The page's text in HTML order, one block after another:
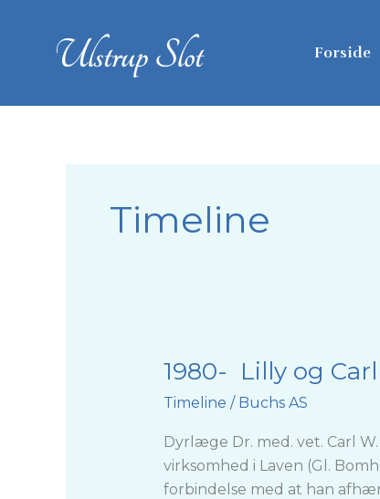
content
Forside
Timeline
1980- Lilly og
Timeline / Buchs AS
Dyrlæge Dr. med. vet. Carl W.
virksomhed i Laven (Gl.
forbindelse med at han
1980-
Carl
W.
Friis.